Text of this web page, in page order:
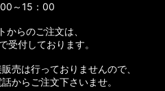
EXSENCE BB］対応 カスタム
EXSENCE LB］対応 カスタム
～15：00
からのご注文は、
受付しております。
売は行っておりませんので、
からご注文下さいませ。